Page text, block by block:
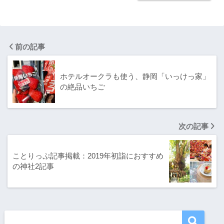
前の記事
ホテルオークラも使う、静岡「いっけっ家」
の絶品いちご
次の記事
ことりっぷ記事掲載：2019年初詣におすすめ
の神社2記事